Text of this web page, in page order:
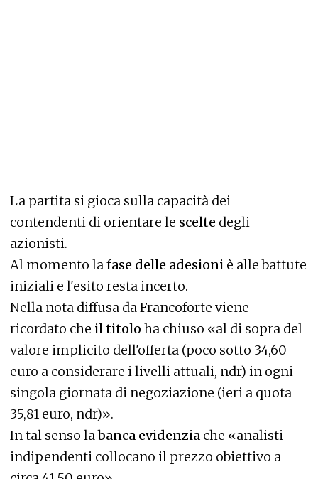
La partita si gioca sulla capacità dei
contendenti di orientare le scelte degli
azionisti.
Al momento lafase delle adesioni è alle battute
iniziali e l'esito resta incerto.
Nella nota diffusa da Francoforte viene
ricordato che il titolo ha chiuso «al di sopra del
valore implicito dell'offerta (poco sotto 34,60
euro a considerare i livelli attuali, ndr) in ogni
singola giornata di negoziazione (ieri a quota
35,81 euro, ndr)».
In tal senso labanca evidenzia che «analisti
indipendenti collocano il prezzo obiettivo a